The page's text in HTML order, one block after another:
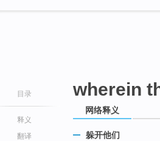
目录
释义
翻译
wherein
网络释义
躲开他们